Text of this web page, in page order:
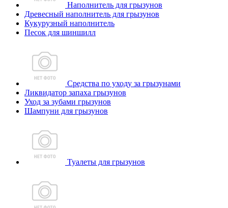
Наполнитель для грызунов
Древесный наполнитель для грызунов
Кукурузный наполнитель
Песок для шиншилл
Средства по уходу за грызунами
Ликвидатор запаха грызунов
Уход за зубами грызунов
Шампуни для грызунов
Туалеты для грызунов